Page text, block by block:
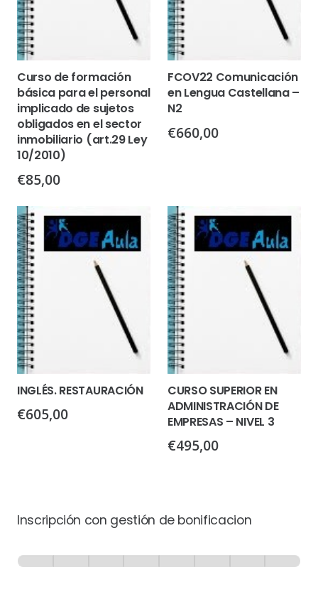
Curso de formación
básica para el personal
implicado de sujetos
obligados en el sector
inmobiliario (art.29 Ley
10/2010)
€85,00
FCOV22 Comunicación
en Lengua Castellana –
N2
€660,00
INGLÉS. RESTAURACIÓN
€605,00
CURSO SUPERIOR EN
ADMINISTRACIÓN DE
EMPRESAS – NIVEL 3
€495,00
Inscripción con gestión de bonificacion
-